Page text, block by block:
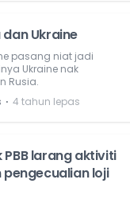
dan Ukraine
pasang niat jadi
Ukraine nak
Rusia.
⋅ 4 tahun lepas
PBB larang aktiviti
loji